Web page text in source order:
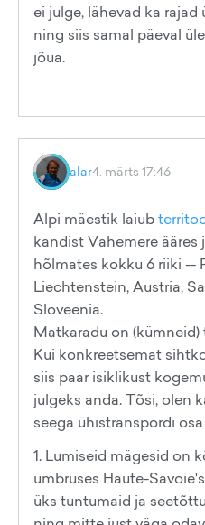
ei julge, lähevad ka rajad
ning siis samal päeval
jõua.
alar4. märts 17:46
Alpi mäestik laiub
kandist Vahemere ääres
hõlmates kokku 6 riiki --
Liechtenstein, Austria,
Sloveenia.
Matkaradu on
Kui konkreetsemat
siis paar isiklikust
julgeks anda. Tõsi, olen
seega ühistranspordi
1. Lumiseid mägesid on
ümbruses Haute-
üks tuntumaid ja